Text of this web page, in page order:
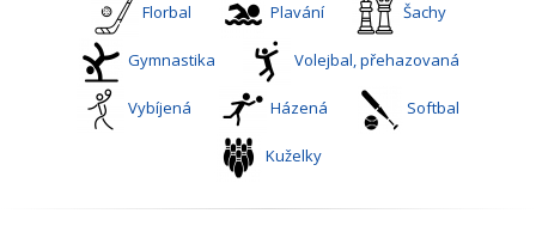
Florbal Plavání Šachy
Gymnastika Volejbal, přehazovaná
Vybíjená Házená Softbal
Kuželky